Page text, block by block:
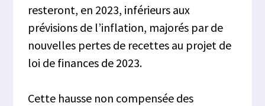
resteront, en 2023, inférieurs aux
prévisions de l’inflation, majorés par de
nouvelles pertes de recettes au projet de
loi de finances de 2023.
Cette hausse non compensée des